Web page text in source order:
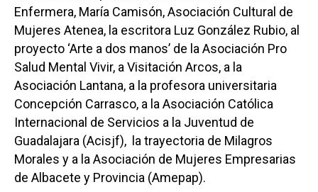
Enfermera, María Camisón, Asociación Cultural de
Mujeres Atenea, la escritora Luz González Rubio, al
proyecto ‘Arte a dos manos’ de la Asociación Pro
Salud Mental Vivir, a Visitación Arcos, a la
Asociación Lantana, a la profesora universitaria
Concepción Carrasco, a la Asociación Católica
Internacional de Servicios a la Juventud de
Guadalajara (Acisjf), la trayectoria de Milagros
Morales y a la Asociación de Mujeres Empresarias
de Albacete y Provincia (Amepap).